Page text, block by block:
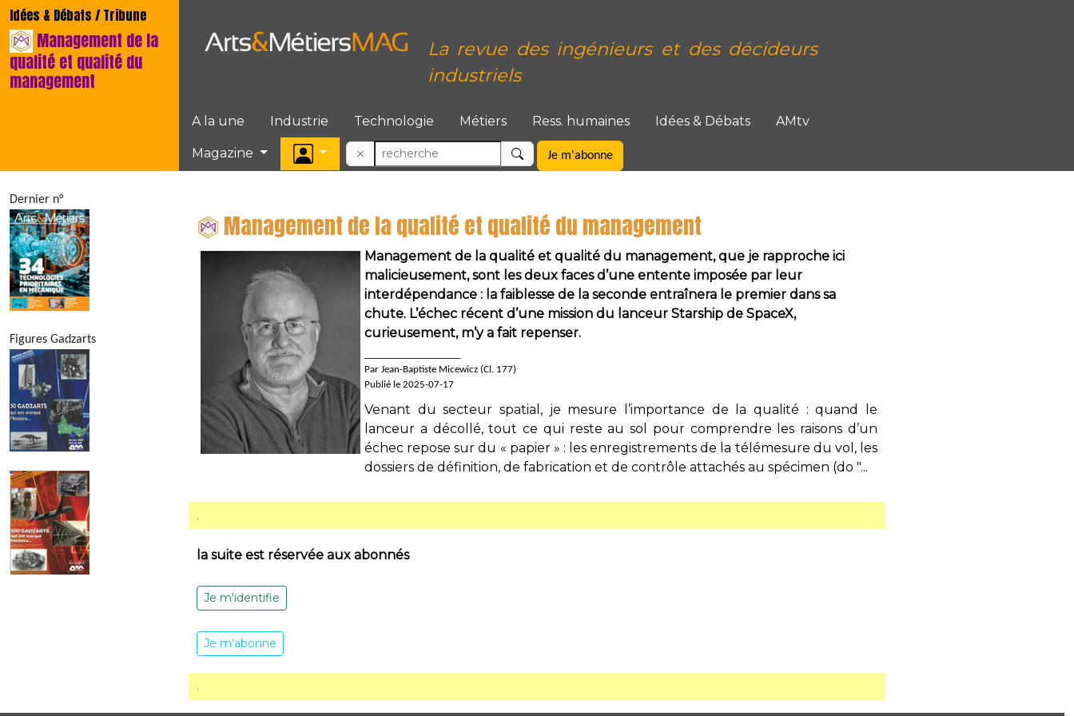
Idées & Débats / Tribune
Management de la
qualité et qualité du
management
La revue des ingénieurs et des décideurs
industriels
A la une Industrie Technologie Métiers Ress. humaines Idées & Débats AMtv
Magazine Je m'abonne
Dernier n°
Figures Gadzarts
Management de la qualité et qualité du management
Management de la qualité et qualité du management, que je rapproche ici
malicieusement, sont les deux faces d’une entente imposée par leur
interdépendance : la faiblesse de la seconde entraînera le premier dans sa
chute. L’échec récent d’une mission du lanceur Starship de SpaceX,
curieusement, m’y a fait repenser.
Par Jean-Baptiste Micewicz (Cl. 177)
Publié le 2025-07-17
Venant du secteur spatial, je mesure l’importance de la qualité : quand le
lanceur a décollé, tout ce qui reste au sol pour comprendre les raisons d’un
échec repose sur du « papier » : les enregistrements de la télémesure du vol, les
dossiers de définition, de fabrication et de contrôle attachés au spécimen (do "...
.
la suite est réservée aux abonnés
Je m'identifie
Je m'abonne
.